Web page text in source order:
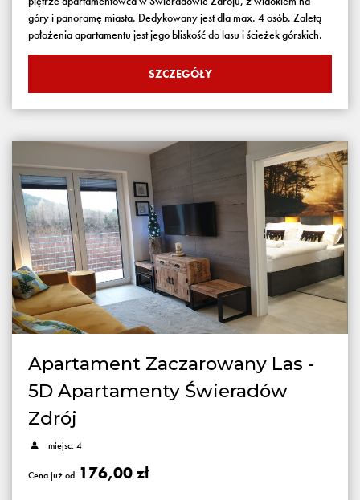
góry i panoramę miasta. Dedykowany jest dla max. 4 osób. Zaletą
położenia apartamentu jest jego bliskość do lasu i ścieżek górskich.
SZCZEGÓŁY
Apartament Zaczarowany Las -
5D Apartamenty Świeradów
Zdrój
miejsc: 4
Cena już od 176,00 zł